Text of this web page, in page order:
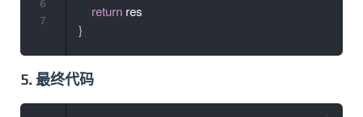
return
}
6
7
5. 最终代码